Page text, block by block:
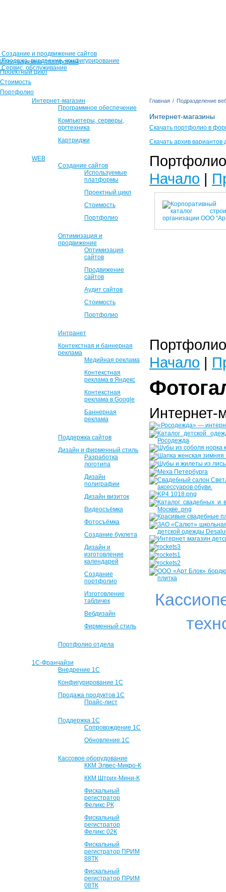
Создание и продвижение сайтов
Продажа, внедрение, конфигурирование
Сервис, обслуживание
Используемые платформы
Проектный цикл
Стоимость
Портфолио
Интернет-магазин
Программное обеспечение
Компьютеры, серверы,
оргтехника
Картриджи
WEB
Создание сайтов
Используемые
платформы
Проектный цикл
Стоимость
Портфолио
Оптимизация и
продвижение
Оптимизация
сайтов
Продвижение
сайтов
Аудит сайтов
Стоимость
Портфолио
Интранет
Контекстная и баннерная
реклама
Медийная реклама
Контекстная
реклама в Яндекс
Контекстная
реклама в Google
Баннерная
реклама
Поддержка сайтов
Дизайн и фирменный стиль
Разработка
логотипа
Дизайн
полиграфии
Дизайн визиток
Видеосъёмка
Фотосъёмка
Создание буклета
Дизайн и
изготовление
календарей
Создание
портфолио
Изготовление
табличек
Вебдизайн
Фирменный стиль
Портфолио отдела
1С-Франчайзи
Внедрение 1С
Конфигурирование 1С
Продажа продуктов 1С
Прайс-лист
Поддержка 1С
Сопровождение 1С
Обновление 1С
Кассовое оборудование
ККМ Элвес-Микро-К
ККМ Штрих-Мини-К
Фискальный
регистратор
Феликс РК
Фискальный
регистратор
Феликс 02К
Фискальный
регистратор ПРИМ
88ТК
Фискальный
регистратор ПРИМ
08ТК
Главная / Подразделение
Интернет-магазины
Скачать портфолио в
Скачать архив вариантов
Начало |
Начало |
Интернет-